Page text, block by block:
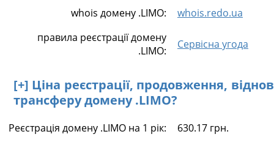
whois домену .LIMO:
whois.redo.ua
правила реєстрації домену
.LIMO:
Сервісна угода
[+] Ціна реєстрації, продовження,
трансферу домену .LIMO?
Реєстрація домену .LIMO на 1 рік:
630.17 грн.